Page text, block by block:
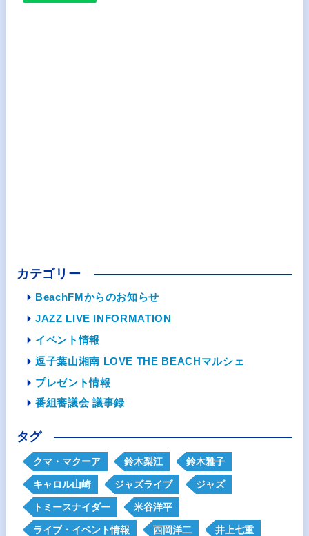
カテゴリー
BeachFMからのお知らせ
JAZZ LIVE INFORMATION
イベント情報
逗子葉山湘南 LOVE THE BEACHマルシェ
プレゼント情報
番組審議会 議事録
タグ
クマ・マクーア 鈴木梨江 鈴木雅子
キャロル山崎 ジャズライブ ジャズ
トミースナイダー 米谷洋平
ライブ・イベント情報 西岡洋二 井上七重